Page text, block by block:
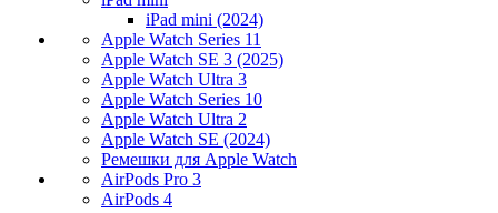
iPad mini (2024)
Apple Watch Series 11
Apple Watch SE 3 (2025)
Apple Watch Ultra 3
Apple Watch Series 10
Apple Watch Ultra 2
Apple Watch SE (2024)
Ремешки для Apple Watch
AirPods Pro 3
AirPods 4